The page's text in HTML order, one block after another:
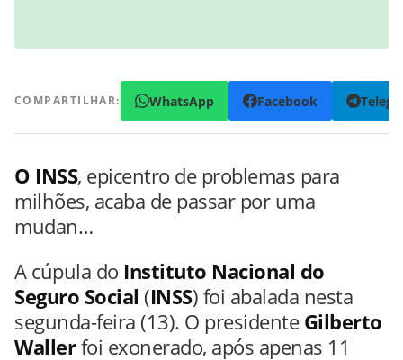
COMPARTILHAR: WhatsApp Facebook
O INSS, epicentro de problemas para
milhões, acaba de passar por uma
mudan…
A cúpula do Instituto Nacional do
Seguro Social (INSS) foi abalada nesta
segunda-feira (13). O presidente Gilberto
Wallerfoi exonerado, após apenas 11